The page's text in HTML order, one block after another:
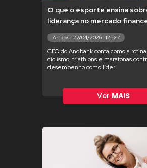
O que o esporte ensina
liderança no mercado
Artigos - 27/04/2026 - 12h27
CEO do Andbank conta como a
ciclismo, triathlons e maratonas
desempenho como líder
Ver MAIS